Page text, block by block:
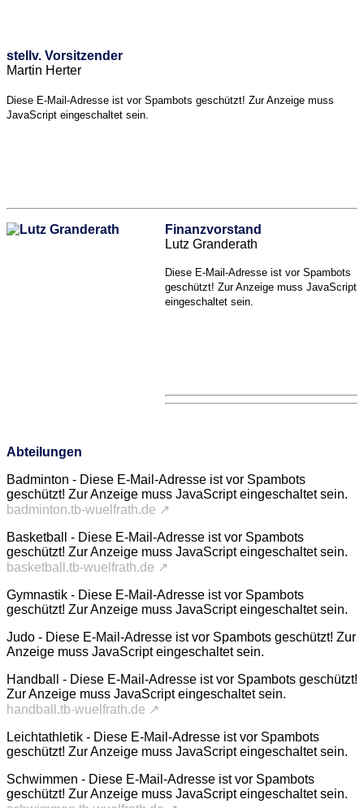
stellv. Vorsitzender
Martin Herter
Diese E-Mail-Adresse ist vor Spambots geschützt! Zur Anzeige muss
JavaScript eingeschaltet sein.
Finanzvorstand
Lutz Granderath
Diese E-Mail-Adresse ist vor Spambots
geschützt! Zur Anzeige muss JavaScript
eingeschaltet sein.
Abteilungen
Badminton - Diese E-Mail-Adresse ist vor Spambots
geschützt! Zur Anzeige muss JavaScript eingeschaltet sein.
badminton.tb-wuelfrath.de ↗
Basketball - Diese E-Mail-Adresse ist vor Spambots
geschützt! Zur Anzeige muss JavaScript eingeschaltet sein.
basketball.tb-wuelfrath.de ↗
Gymnastik - Diese E-Mail-Adresse ist vor Spambots
geschützt! Zur Anzeige muss JavaScript eingeschaltet sein.
Judo - Diese E-Mail-Adresse ist vor Spambots geschützt! Zur
Anzeige muss JavaScript eingeschaltet sein.
Handball - Diese E-Mail-Adresse ist vor Spambots geschützt!
Zur Anzeige muss JavaScript eingeschaltet sein.
handball.tb-wuelfrath.de ↗
Leichtathletik - Diese E-Mail-Adresse ist vor Spambots
geschützt! Zur Anzeige muss JavaScript eingeschaltet sein.
Schwimmen - Diese E-Mail-Adresse ist vor Spambots
geschützt! Zur Anzeige muss JavaScript eingeschaltet sein.